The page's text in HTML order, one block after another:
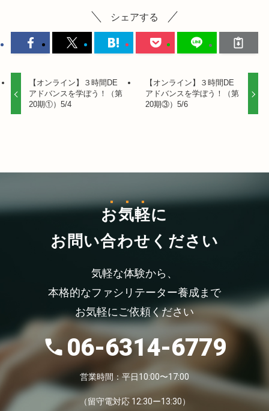
シェアする
【オンライン】３時間DE
アドバンスを学ぼう！（第
20期①）5/4
【オンライン】３時間DE
アドバンスを学ぼう！（第
20期③）5/6
お気軽に
お問い合わせください
気軽な体験から、
本格的なファシリテーター養成まで
お気軽にご依頼ください
06-6314-6779
営業時間：平日10:00〜17:00
（留守電対応 12:30ー13:30）